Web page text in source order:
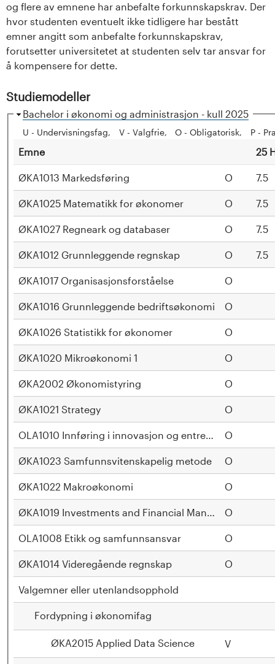
og flere av emnene har anbefalte forkunnskapskrav. Der
hvor studenten eventuelt ikke tidligere har bestått
emner angitt som anbefalte forkunnskapskrav,
forutsetter universitetet at studenten selv tar ansvar for
å kompensere for dette.
Studiemodeller
S
k
l
Bachelor i økonomi og administrasjon - kull 2025
U - Undervisningsfag V - Valgfrie O - Obligatorisk P -
Emne 25
ØKA1013 Markedsføring O 7.5
ØKA1025 Matematikk for økonomer O 7.5
ØKA1027 Regneark og databaser O 7.5
ØKA1012 Grunnleggende regnskap O 7.5
ØKA1017 Organisasjonsforståelse O
ØKA1016 Grunnleggende bedriftsøkonomi O
ØKA1026 Statistikk for økonomer O
ØKA1020 Mikroøkonomi 1 O
ØKA2002 Økonomistyring O
ØKA1021 Strategy O
OLA1010 Innføring i innovasjon og entreprenørskap
O
ØKA1023 Samfunnsvitenskapelig metode O
ØKA1022 Makroøkonomi O
ØKA1019 Investments and Financial Management
O
OLA1008 Etikk og samfunnsansvar O
ØKA1014 Videregående regnskap O
Valgemner eller utenlandsopphold
Fordypning i økonomifag
ØKA2015 Applied Data Science V